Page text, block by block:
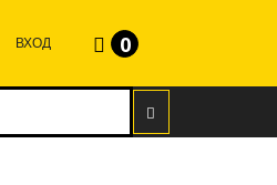
ВХОД 0